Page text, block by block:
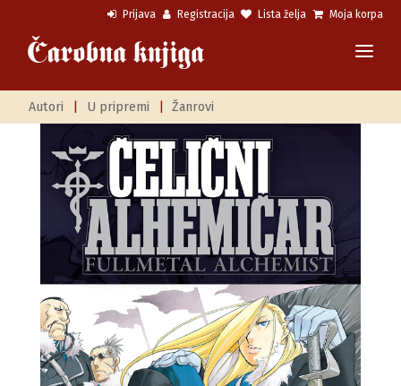
Prijava Registracija Lista želja Moja korpa
Autori U pripremi Žanrovi